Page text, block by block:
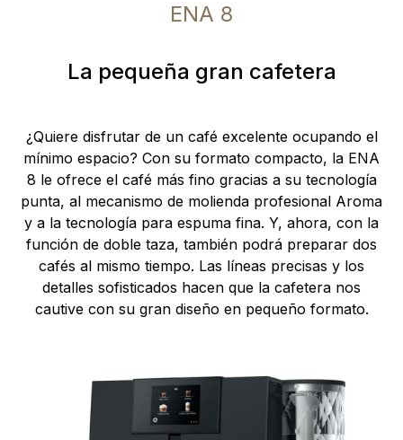
ENA 8
La pequeña gran cafetera
¿Quiere disfrutar de un café excelente ocupando el
mínimo espacio? Con su formato compacto, la ENA
8 le ofrece el café más fino gracias a su tecnología
punta, al mecanismo de molienda profesional Aroma
y a la tecnología para espuma fina. Y, ahora, con la
función de doble taza, también podrá preparar dos
cafés al mismo tiempo. Las líneas precisas y los
detalles sofisticados hacen que la cafetera nos
cautive con su gran diseño en pequeño formato.